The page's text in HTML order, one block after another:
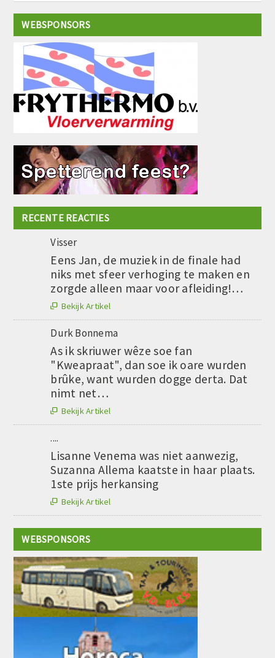
WEBSPONSORS
RECENTE REACTIES
Visser
Eens Jan, de muziek in de finale had
niks met sfeer verhoging te maken en
zorgde alleen maar voor afleiding!…
 Bekijk Artikel
Durk Bonnema
As ik skriuwer wêze soe fan
"Kweapraat", dan soe ik oare wurden
brûke, want wurden dogge derta. Dat
nimt net…
 Bekijk Artikel
....
Lisanne Venema was niet aanwezig,
Suzanna Allema kaatste in haar plaats.
1ste prijs herkansing
 Bekijk Artikel
WEBSPONSORS